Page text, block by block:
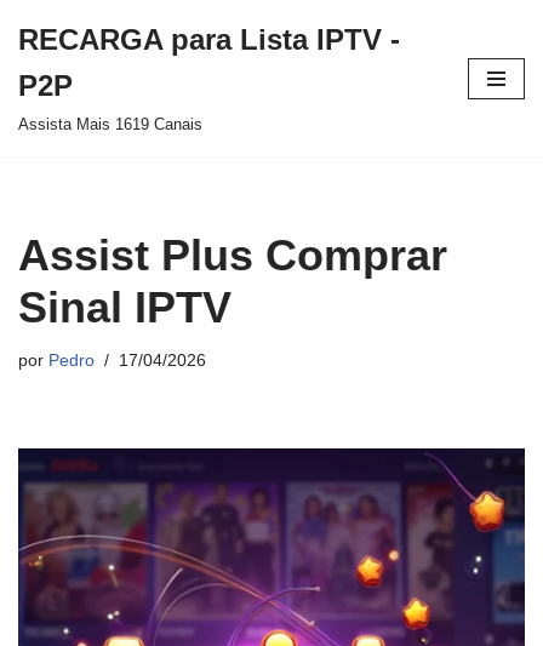
para
o
RECARGA para Lista IPTV -
P2P
Assista Mais 1619 Canais
Assist Plus Comprar
Sinal IPTV
por Pedro 17/04/2026